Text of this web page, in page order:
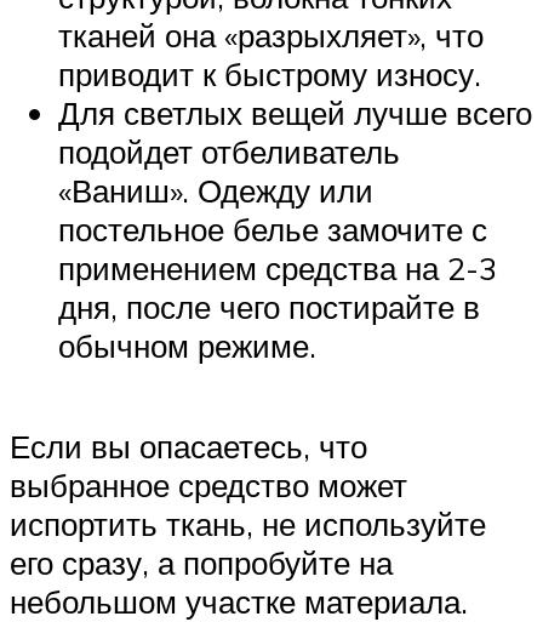
тканей она «разрыхляет», что
приводит к быстрому износу.
Для светлых вещей лучше всего
подойдет отбеливатель
«Ваниш». Одежду или
постельное белье замочите с
применением средства на 2-3
дня, после чего постирайте в
обычном режиме.
Если вы опасаетесь, что
выбранное средство может
испортить ткань, не используйте
его сразу, а попробуйте на
небольшом участке материала.